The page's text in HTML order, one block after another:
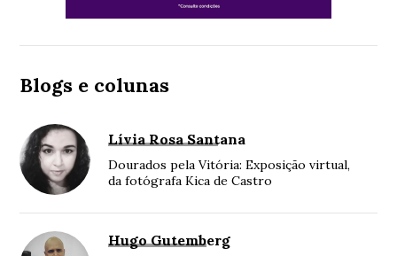
Blogs e colunas
Lívia Rosa Santana
Dourados pela Vitória: Exposição virtual,
da fotógrafa Kica de Castro
Hugo Gutemberg